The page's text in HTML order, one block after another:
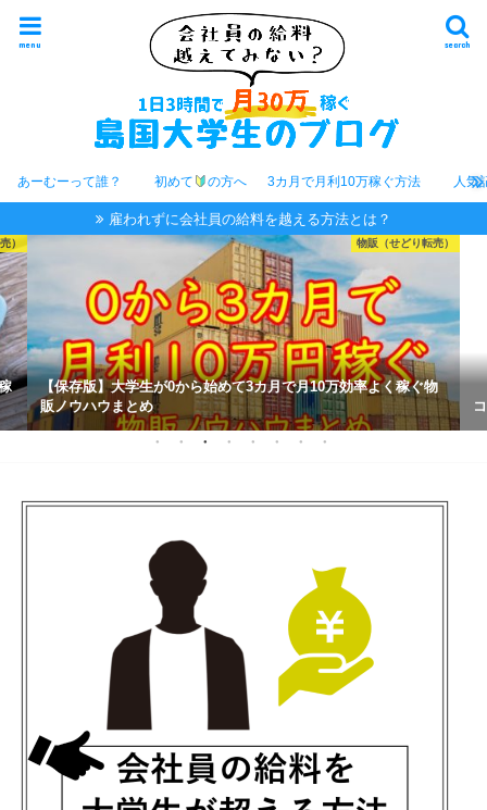
search
menu
あーむーって誰？ 初めて の方へ 3カ月で月利10万稼ぐ方法 人気
雇われずに会社員の給料を越える方法とは？
） あーむーのプロフィール
コミュ障ぼっち大学生が1人で起業して月利70万稼いだ物語